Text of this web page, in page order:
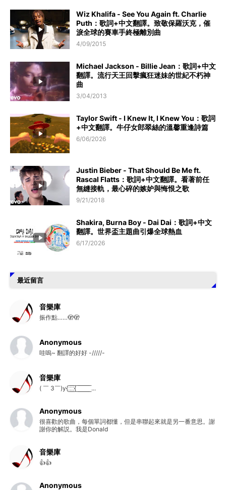
Wiz Khalifa - See You Again ft. Charlie
Puth：歌詞+中文翻譯。致敬保羅沃克，催
淚全球的賽車手終極離別曲
4/09/2015
Michael Jackson - Billie Jean：歌詞+中文
翻譯。流行天王回擊瘋狂迷妹的世紀不朽神
曲
3/04/2013
Taylor Swift - I Knew It, I Knew You：歌詞
+中文翻譯。牛仔女郎翠絲的溫馨重逢詩篇
6/06/2026
Justin Bieber - That Should Be Me ft.
Rascal Flatts：歌詞+中文翻譯。看著前任
無縫接軌，最心碎的嫉妒與悔恨之歌
9/21/2018
Shakira, Burna Boy - Dai Dai：歌詞+中文
翻譯。世界盃主題曲引爆全球熱血
6/17/2026
最近留言
音樂庫
振作點……🫣🫣
Anonymous
哇嗚~ 翻譯的好好 -/////-
音樂庫
( ￣ 3￣)y{:̲̅:̲̅:̲̅:̲̅{ ̲̅ ̲̅ ̲̅ ̲̅ ̲̅ ̲̅ ̲̅ ̲̅ ̲̅ ...
Anonymous
很喜歡的歌曲，每個單詞都懂，但是串聯起來就是另一番意思。謝
謝你的解説。我是Donald
音樂庫
👍👍
Anonymous